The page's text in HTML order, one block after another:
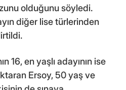
olduğunu söyledi.
diğer lise türlerinden
16, en yaşlı adayının ise
Ersoy, 50 yaş ve